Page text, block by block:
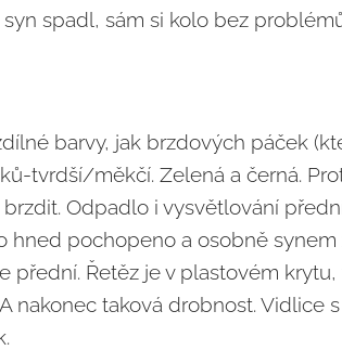
spadl, sám si kolo bez
barvy, jak brzdových páček
tvrdší/měkčí. Zelená a černá.
Odpadlo i vysvětlování
hned pochopeno a osobně
přední. Řetěz je v plastovém
nakonec taková drobnost. Vidlice